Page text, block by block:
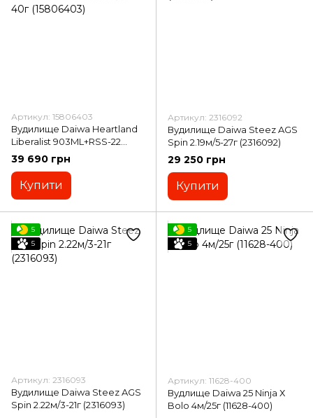
Артикул: 15806403
Вудилище Daiwa Heartland
Liberalist 903ML+RSS-22
2.74м/5-40г (15806403)
39 690 грн
Купити
Артикул: 2316092
Вудилище Daiwa Steez AGS
Spin 2.19м/5-27г (2316092)
29 250 грн
Купити
5
5
Артикул: 2316093
Вудилище Daiwa Steez AGS
Spin 2.22м/3-21г (2316093)
5
5
Артикул: 11628-400
Вудлище Daiwa 25 Ninja Х
Bolo 4м/25г (11628-400)